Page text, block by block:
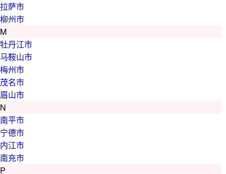
拉萨市
柳州市
M
牡丹江市
马鞍山市
梅州市
茂名市
眉山市
N
南平市
宁德市
内江市
南充市
P